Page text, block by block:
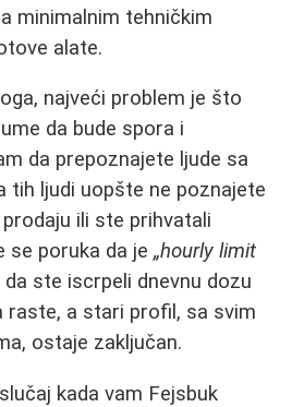
minimalnim tehničkim
alate.
najveći problem je što
da bude spora i
da prepoznajete ljude sa
tih ljudi uopšte ne poznajete
ili ste prihvatali
se poruka da je „hourly limit
ste iscrpeli dnevnu dozu
raste, a stari profil, sa svim
ostaje zaključan.
kada vam Fejsbuk